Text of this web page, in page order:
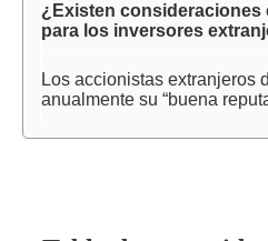
¿Existen consideraciones
para los inversores
Los accionistas extranjeros
anualmente su “buena